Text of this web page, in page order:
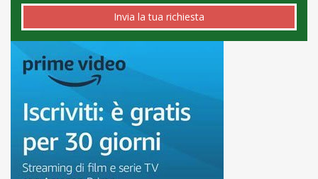
Invia la tua richiesta